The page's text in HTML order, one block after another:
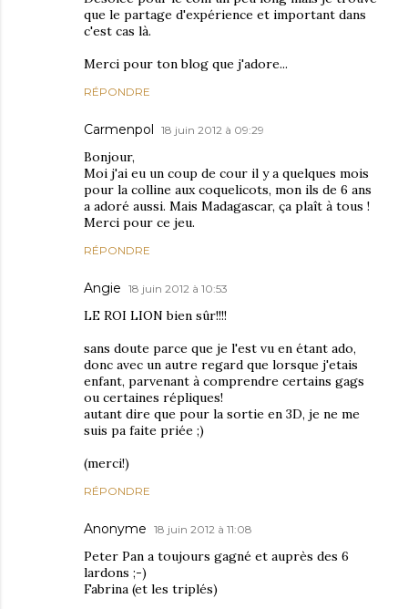
que le partage d'expérience et important dans
c'est cas là.
Merci pour ton blog que j'adore...
RÉPONDRE
Carmenpol 18 juin 2012 à 09:29
Bonjour,
Moi j'ai eu un coup de cour il y a quelques mois
pour la colline aux coquelicots, mon ils de 6 ans
a adoré aussi. Mais Madagascar, ça plaît à tous !
Merci pour ce jeu.
RÉPONDRE
Angie 18 juin 2012 à 10:53
LE ROI LION bien sûr!!!!
sans doute parce que je l'est vu en étant ado,
donc avec un autre regard que lorsque j'etais
enfant, parvenant à comprendre certains gags
ou certaines répliques!
autant dire que pour la sortie en 3D, je ne me
suis pa faite priée ;)
(merci!)
RÉPONDRE
Anonyme 18 juin 2012 à 11:08
Peter Pan a toujours gagné et auprès des 6
lardons ;-)
Fabrina (et les triplés)